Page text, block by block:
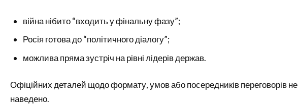
війна нібито “входить у фінальну фазу”;
Росія готова до “політичного діалогу”;
можлива пряма зустріч на рівні лідерів держав.
Офіційних деталей щодо формату, умов або посередників переговорів не
наведено.